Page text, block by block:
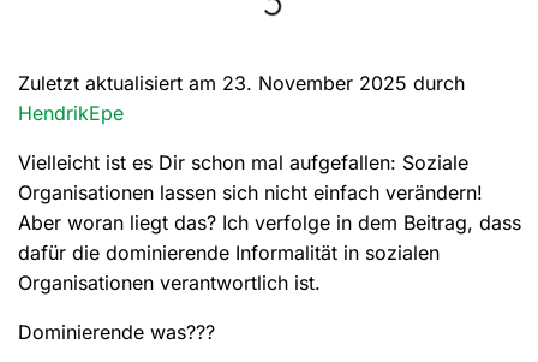
Zuletzt aktualisiert am 23. November 2025 durch
HendrikEpe
Vielleicht ist es Dir schon mal aufgefallen: Soziale
Organisationen lassen sich nicht einfach verändern!
Aber woran liegt das? Ich verfolge in dem Beitrag, dass
dafür die dominierende Informalität in sozialen
Organisationen verantwortlich ist.
Dominierende was???